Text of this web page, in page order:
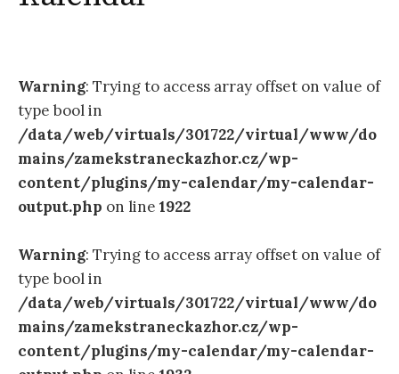
Warning: Trying to access array offset on value of
type bool in
/data/web/virtuals/301722/virtual/www/do
mains/zamekstraneckazhor.cz/wp-
content/plugins/my-calendar/my-calendar-
output.php on line 1922
Warning: Trying to access array offset on value of
type bool in
/data/web/virtuals/301722/virtual/www/do
mains/zamekstraneckazhor.cz/wp-
content/plugins/my-calendar/my-calendar-